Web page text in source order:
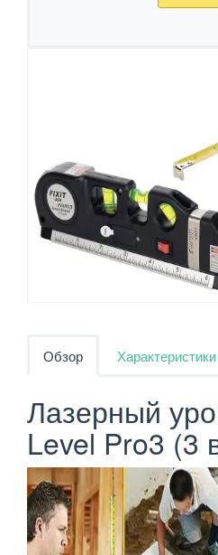
Обзор Характеристики
Лазерный
Level Pro3 (3